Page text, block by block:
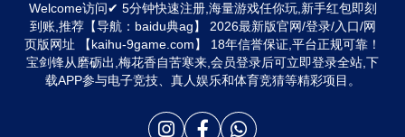
Welcome访问✔ 5分钟快速注册,海量游戏任你玩,新手红包即刻
到账,推荐【导航：baidu典ag】 2026最新版官网/登录/入口/网
页版网址 【kaihu-9game.com】 18年信誉保证,平台正规可靠！
宝剑锋从磨砺出,梅花香自苦寒来,会员登录后可立即登录全站,下
载APP参与电子竞技、真人娱乐和体育竞猜等精彩项目。